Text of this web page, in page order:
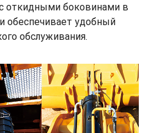
откидными боковинами в
обеспечивает удобный
обслуживания.